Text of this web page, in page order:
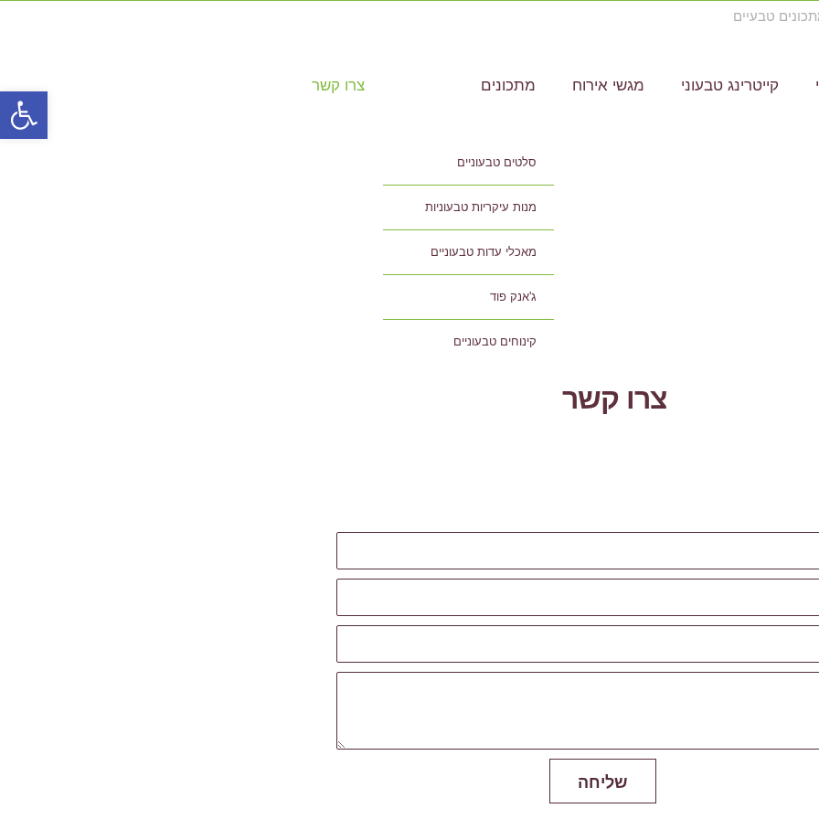
קייטרינג טבעוני מגשי אירוח מתכונים
סלטים טבעוניים
מנות עיקריות טבעוניות
מאכלי עדות טבעוניים
ג'אנק פוד
קינוחים טבעוניים
צרו קשר
צרו קשר
שליחה
פתח